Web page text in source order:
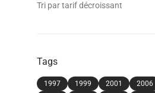
Tri par tarif décroissant
Tags
1997 1999 2001
2006